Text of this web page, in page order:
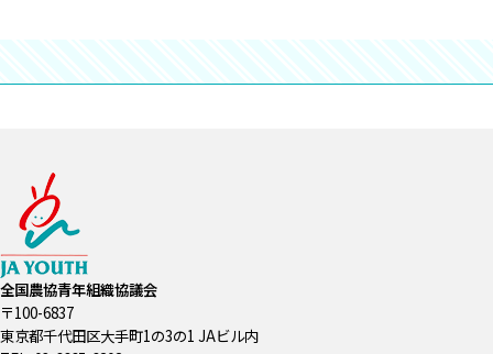
全国農協青年組織協議会
〒100-6837
東京都千代田区大手町1の3の1 JAビル内